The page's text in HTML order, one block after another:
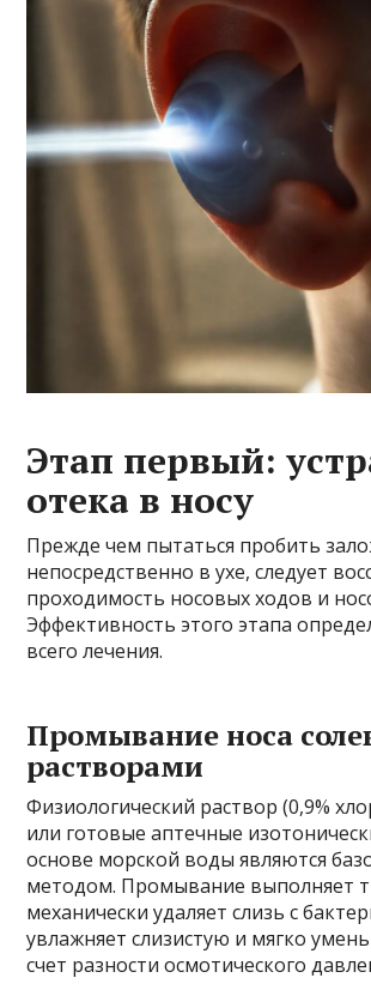
Этап первый:
отека в носу
Прежде чем пытаться пробить
непосредственно в ухе, следует
проходимость носовых ходов и
Эффективность этого этапа
всего лечения.
Промывание носа
растворами
Физиологический раствор (0,9%
или готовые аптечные
основе морской воды являются
методом. Промывание выполняет
механически удаляет слизь с
увлажняет слизистую и мягко
счет разности осмотического